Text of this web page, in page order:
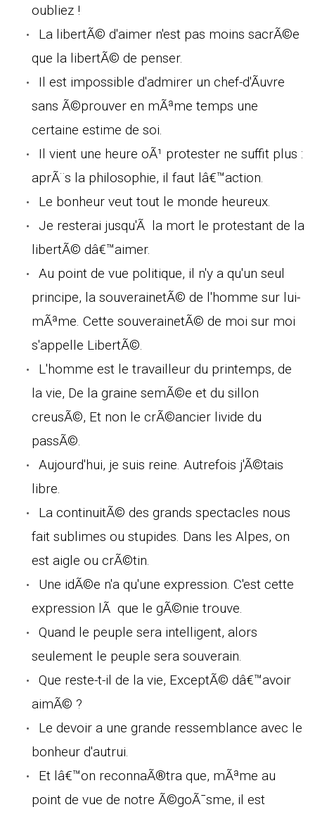
oubliez !
La libertÃ© d'aimer n'est pas moins sacrÃ©e
que la libertÃ© de penser.
Il est impossible d'admirer un chef-d'Ãuvre
sans Ã©prouver en mÃªme temps une
certaine estime de soi.
Il vient une heure oÃ¹ protester ne suffit plus :
aprÃ¨s la philosophie, il faut lâ€™action.
Le bonheur veut tout le monde heureux.
Je resterai jusqu'Ã la mort le protestant de la
libertÃ© dâ€™aimer.
Au point de vue politique, il n'y a qu'un seul
principe, la souverainetÃ© de l'homme sur lui-
mÃªme. Cette souverainetÃ© de moi sur moi
s'appelle LibertÃ©.
L'homme est le travailleur du printemps, de
la vie, De la graine semÃ©e et du sillon
creusÃ©, Et non le crÃ©ancier livide du
passÃ©.
Aujourd'hui, je suis reine. Autrefois j'Ã©tais
libre.
La continuitÃ© des grands spectacles nous
fait sublimes ou stupides. Dans les Alpes, on
est aigle ou crÃ©tin.
Une idÃ©e n'a qu'une expression. C'est cette
expression lÃ que le gÃ©nie trouve.
Quand le peuple sera intelligent, alors
seulement le peuple sera souverain.
Que reste-t-il de la vie, ExceptÃ© dâ€™avoir
aimÃ© ?
Le devoir a une grande ressemblance avec le
bonheur d'autrui.
Et lâ€™on reconnaÃ®tra que, mÃªme au
point de vue de notre Ã©goÃ¯sme, il est